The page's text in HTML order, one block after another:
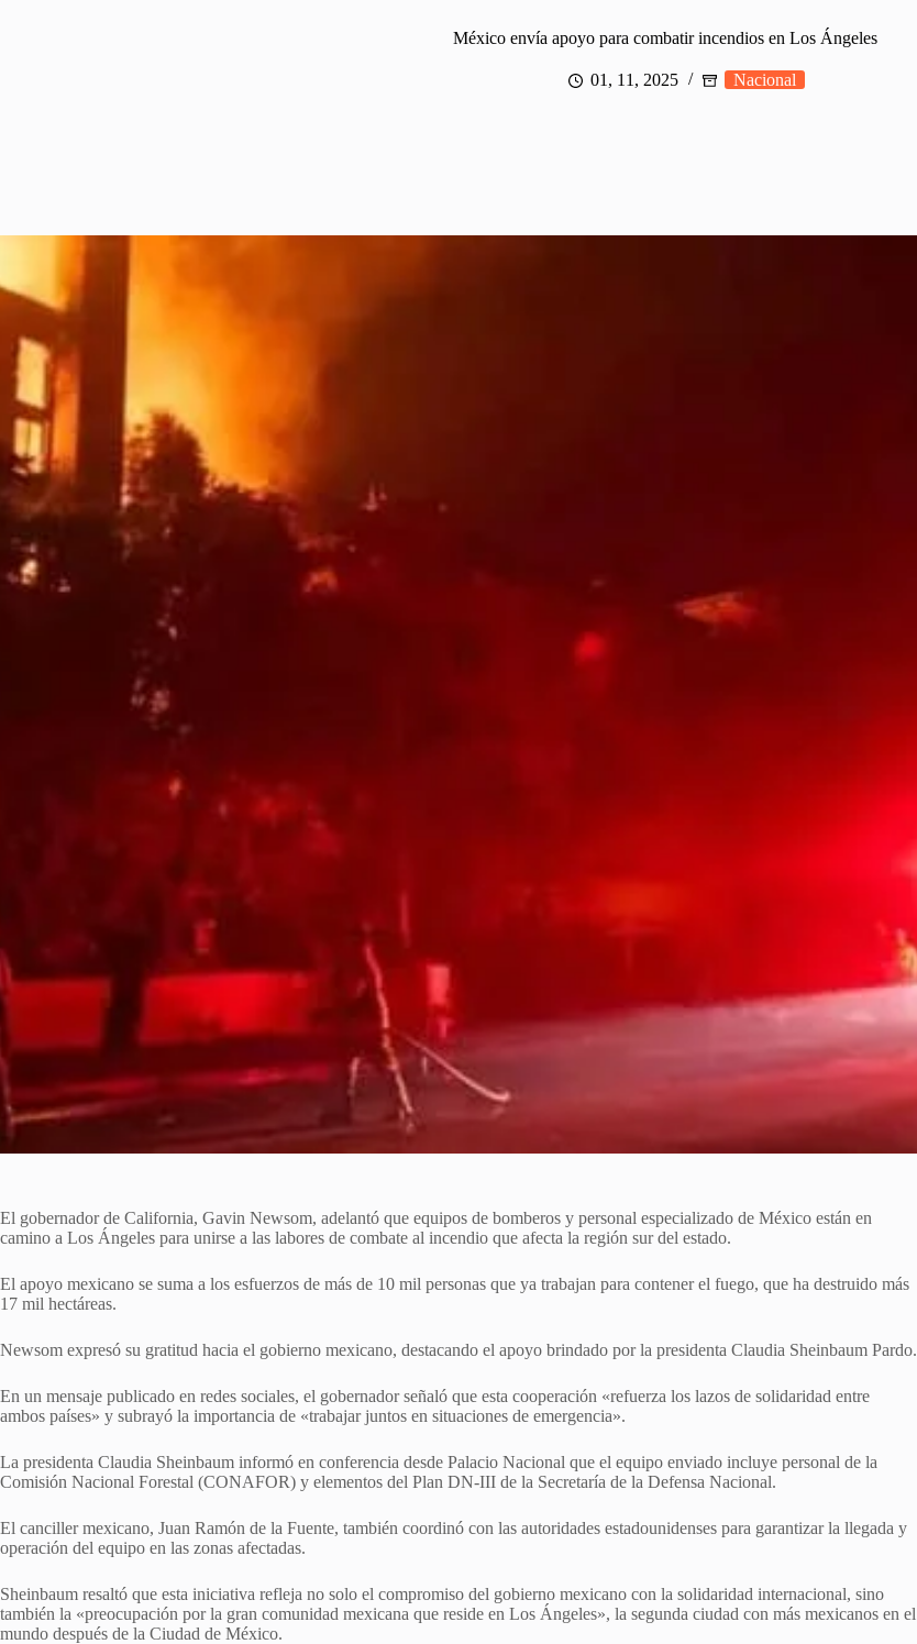
México envía apoyo para combatir incendios en Los Ángeles
01, 11, 2025 Nacional
El gobernador de California, Gavin Newsom, adelantó que equipos de bomberos y personal especializado de México están en
camino a Los Ángeles para unirse a las labores de combate al incendio que afecta la región sur del estado.
El apoyo mexicano se suma a los esfuerzos de más de 10 mil personas que ya trabajan para contener el fuego, que ha destruido más
17 mil hectáreas.
Newsom expresó su gratitud hacia el gobierno mexicano, destacando el apoyo brindado por la presidenta Claudia Sheinbaum Pardo.
En un mensaje publicado en redes sociales, el gobernador señaló que esta cooperación «refuerza los lazos de solidaridad entre
ambos países» y subrayó la importancia de «trabajar juntos en situaciones de emergencia».
La presidenta Claudia Sheinbaum informó en conferencia desde Palacio Nacional que el equipo enviado incluye personal de la
Comisión Nacional Forestal (CONAFOR) y elementos del Plan DN-III de la Secretaría de la Defensa Nacional.
El canciller mexicano, Juan Ramón de la Fuente, también coordinó con las autoridades estadounidenses para garantizar la llegada y
operación del equipo en las zonas afectadas.
Sheinbaum resaltó que esta iniciativa refleja no solo el compromiso del gobierno mexicano con la solidaridad internacional, sino
también la «preocupación por la gran comunidad mexicana que reside en Los Ángeles», la segunda ciudad con más mexicanos en el
mundo después de la Ciudad de México.